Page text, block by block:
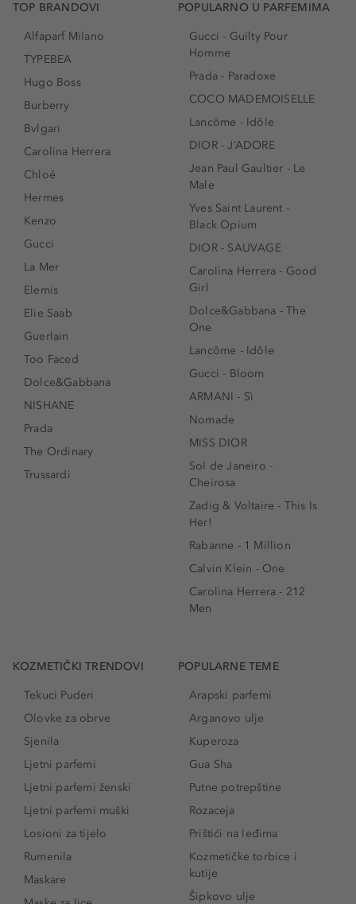
TOP BRANDOVI
Alfaparf Milano
TYPEBEA
Hugo Boss
Burberry
Bvlgari
Carolina Herrera
Chloé
Hermes
Kenzo
Gucci
La Mer
Elemis
Elie Saab
Guerlain
Too Faced
Dolce&Gabbana
NISHANE
Prada
The Ordinary
Trussardi
POPULARNO U PARFEMIMA
Gucci - Guilty Pour
Homme
Prada - Paradoxe
COCO MADEMOISELLE
Lancôme - Idôle
DIOR - J’ADORE
Jean Paul Gaultier - Le
Male
Yves Saint Laurent -
Black Opium
DIOR - SAUVAGE
Carolina Herrera - Good
Girl
Dolce&Gabbana - The
One
Lancôme - Idôle
Gucci - Bloom
ARMANI - Sì
Nomade
MISS DIOR
Sol de Janeiro -
Cheirosa
Zadig & Voltaire - This Is
Her!
Rabanne - 1 Million
Calvin Klein - One
Carolina Herrera - 212
Men
KOZMETIČKI TRENDOVI
Tekuci Puderi
Olovke za obrve
Sjenila
Ljetni parfemi
Ljetni parfemi ženski
Ljetni parfemi muški
Losioni za tijelo
Rumenila
Maskare
POPULARNE TEME
Arapski parfemi
Arganovo ulje
Kuperoza
Gua Sha
Putne potrepštine
Rozaceja
Prištići na leđima
Kozmetičke torbice i
kutije
Šipkovo ulje